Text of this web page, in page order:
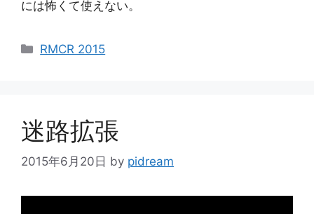
には怖くて使えない。
カ
RMCR 2015
迷路拡張
2015年6月20日 by pidream